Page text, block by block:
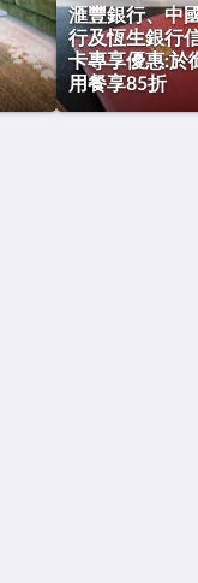
滙豐銀行、中
行及恆生銀行
卡專享優惠:於
用餐享85折